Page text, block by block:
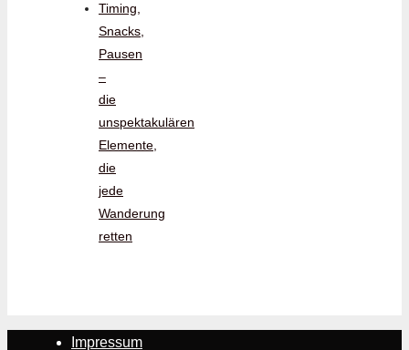
Timing,
Snacks,
Pausen
–
die
unspektakulären
Elemente,
die
jede
Wanderung
retten
Impressum